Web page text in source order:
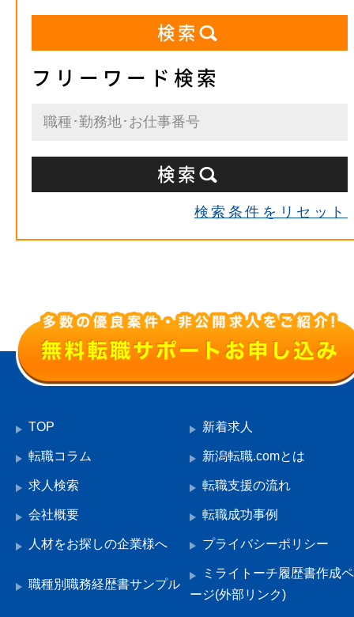
フリーワード検索
検索条件をリセット
TOP 新着求人
転職コラム 新潟転職.comとは
求人検索 転職支援の流れ
会社概要 転職成功事例
人材をお探しの企業様へ プライバシーポリシー
職種別職務経歴書サンプル
ミライトーチ履歴書作成ペ
ージ(外部リンク)